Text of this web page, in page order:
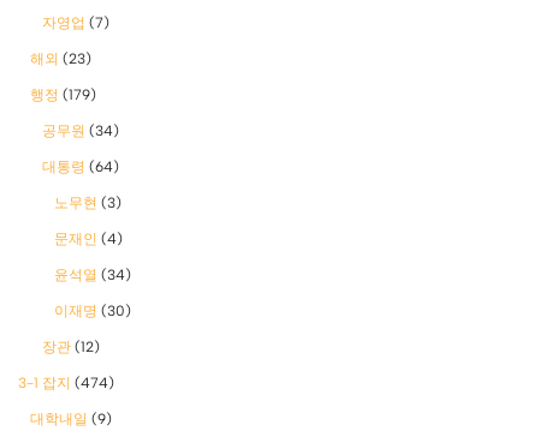
자영업 (7)
해외 (23)
행정 (179)
공무원 (34)
대통령 (64)
노무현 (3)
문재인 (4)
윤석열 (34)
이재명 (30)
장관 (12)
3-1 잡지 (474)
대학내일 (9)